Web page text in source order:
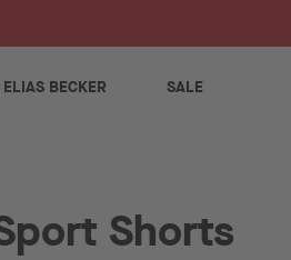
ELIAS BECKER SALE
Shorts